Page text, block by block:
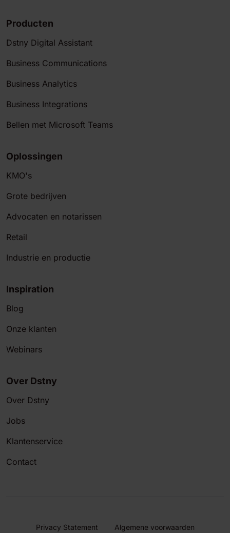
Producten
Dstny Digital Assistant
Business Communications
Business Analytics
Business Integrations
Bellen met Microsoft Teams
Oplossingen
KMO's
Grote bedrijven
Advocaten en notarissen
Retail
Industrie en productie
Inspiration
Blog
Onze klanten
Webinars
Over Dstny
Over Dstny
Jobs
Klantenservice
Contact
Privacy Statement Algemene voorwaarden